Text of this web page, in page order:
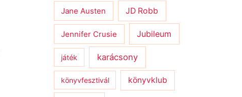
Jane Austen JD Robb
Jennifer Crusie Jubileum
játék karácsony
könyvfesztivál könyvklub